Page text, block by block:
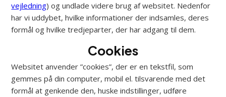
vejledning) og undlade videre brug af websitet. Nedenfor
har vi uddybet, hvilke informationer der indsamles, deres
formål og hvilke tredjeparter, der har adgang til dem.
Cookies
Websitet anvender ”cookies”, der er en tekstfil, som
gemmes på din computer, mobil el. tilsvarende med det
formål at genkende den, huske indstillinger, udføre